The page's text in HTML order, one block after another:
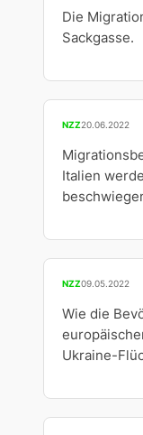
Die
Sackgasse.
NZZ20.06.2022
Italien
NZZ09.05.2022
Wie die
Ukraine-